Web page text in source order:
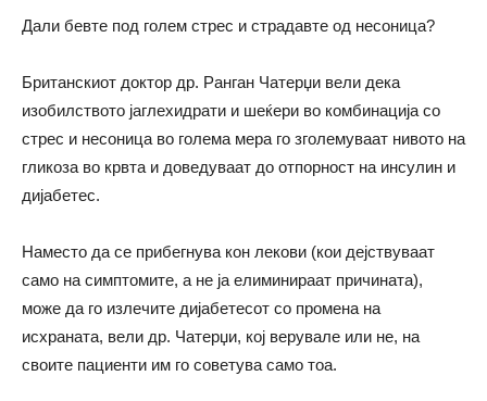
Дали бевте под голем стрес и страдавте од несоница?
Британскиот доктор др. Ранган Чатерџи вели дека
изобилството јаглехидрати и шеќери во комбинација со
стрес и несоница во голема мера го зголемуваат нивото на
гликоза во крвта и доведуваат до отпорност на инсулин и
дијабетес.
Наместо да се прибегнува кон лекови (кои дејствуваат
само на симптомите, а не ја елиминираат причината),
може да го излечите дијабетесот со промена на
исхраната, вели др. Чатерџи, кој верувале или не, на
своите пациенти им го советува само тоа.